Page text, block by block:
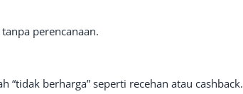
perencanaan.
berharga” seperti recehan atau cashback.